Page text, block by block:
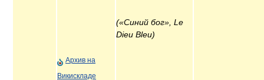
Архив на
Викискладе
(«Синий бог», Le
Dieu Bleu)